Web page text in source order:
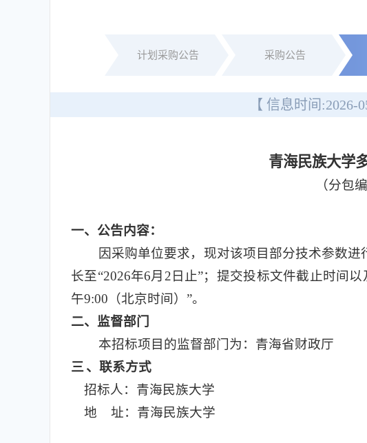
计划采购公告 采购公告
【 信息时间:2026-
青海民族大学
（分包
一、公告内容：
因采购单位要求，现对该项目部分技术参数
长至“2026年6月2日止”；提交投标文件截止时间
午9:00（北京时间）”。
二、监督部门
本招标项目的监督部门为：青海省财政厅
三、联系方式
招标人：青海民族大学
地 址：青海民族大学